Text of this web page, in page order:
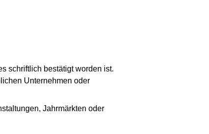
schriftlich bestätigt worden ist.
Unternehmen oder
Jahrmärkten oder